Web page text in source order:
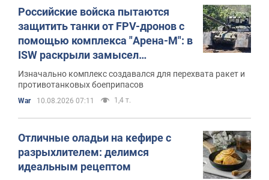
Российские войска пытаются
защитить танки от FPV-дронов с
помощью комплекса "Арена-М": в
ISW раскрыли замысел
противника
Изначально комплекс создавался для перехвата ракет и
противотанковых боеприпасов
War 10.08.2026 07:11 1,4 т.
Отличные оладьи на кефире с
разрыхлителем: делимся
идеальным рецептом